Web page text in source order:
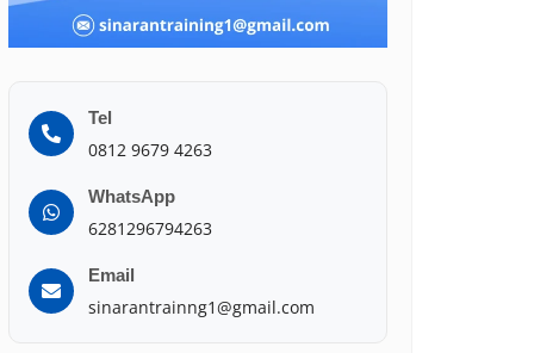
Tel
0812 9679 4263
WhatsApp
6281296794263
Email
sinarantrainng1@gmail.com